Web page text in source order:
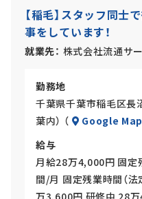
【稲毛】スタッフ同士
事をしています！
就業先 株式会社流通サ
勤務地
千葉県千葉市稲毛区
葉内） （
Google Map
給与
月給28万4,000円 固定
間/月 固定残業時間（
万3,600円 研修中 28